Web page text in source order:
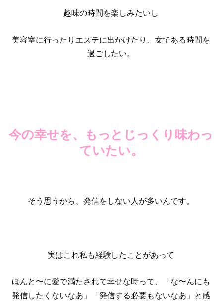
趣味の時間を楽しみたいし
美容室に行ったりエステに出かけたり、女である時間を
過ごしたい。
今の幸せを、もっとじっくり味わっ
ていたい。
そう思うから、発信をしない人が多いんです。
実はこれ私も経験したことがあって
ほんと〜に愛で満たされて幸せな時って、「な〜んにも
発信したくないなあ」「発信する必要もないなあ」と感